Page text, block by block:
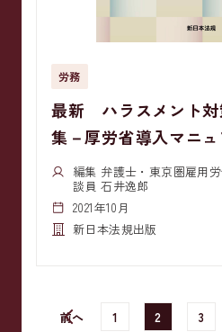
労務
最新 ハラスメント
集－厚労省導入マニ
編集 弁護士・東京圏雇用
談員 石井逸郎
2021年10月
新日本法規出版
前へ 1 2 3